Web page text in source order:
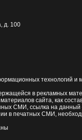
д. 100
технологий и
в рекламных
сайта, как
СМИ, ссылка на
в печатных СМИ,